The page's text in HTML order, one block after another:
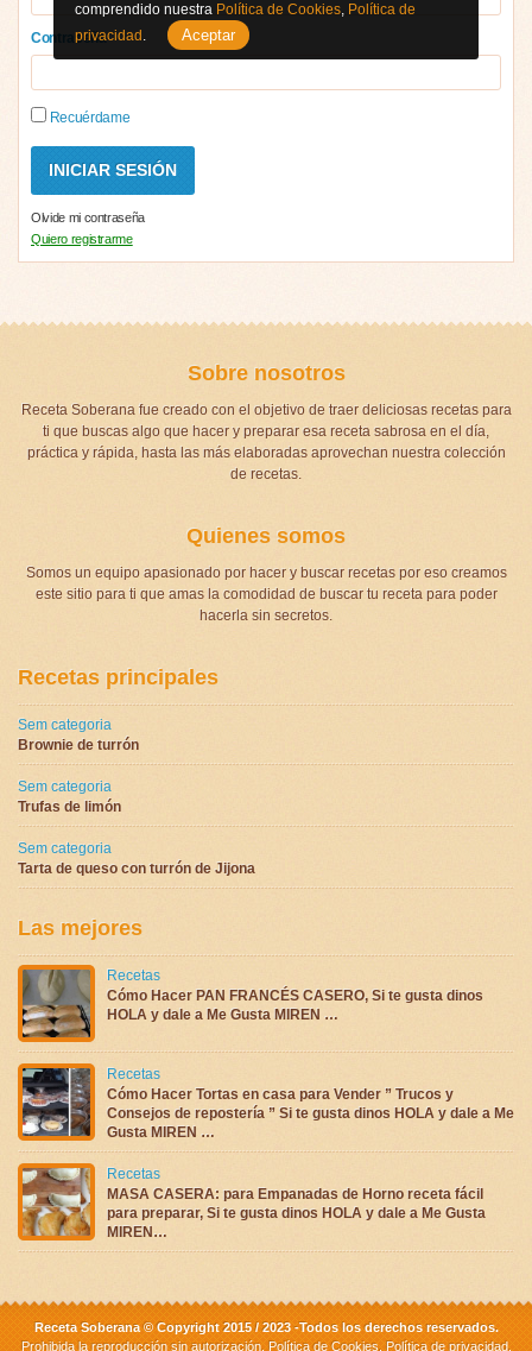
Contraseña
Recuérdame
Olvide mi contraseña
Quiero registrarme
Sobre nosotros
Receta Soberana fue creado con el objetivo de traer deliciosas recetas para
ti que buscas algo que hacer y preparar esa receta sabrosa en el día,
práctica y rápida, hasta las más elaboradas aprovechan nuestra colección
de recetas.
Quienes somos
Somos un equipo apasionado por hacer y buscar recetas por eso creamos
este sitio para ti que amas la comodidad de buscar tu receta para poder
hacerla sin secretos.
Recetas principales
Sem categoria
Brownie de turrón
Sem categoria
Trufas de limón
Sem categoria
Tarta de queso con turrón de Jijona
Las mejores
Recetas
Cómo Hacer PAN FRANCÉS CASERO, Si te gusta dinos
HOLA y dale a Me Gusta MIREN …
Recetas
Cómo Hacer Tortas en casa para Vender ” Trucos y
Consejos de repostería ” Si te gusta dinos HOLA y dale a Me
Gusta MIREN …
Recetas
MASA CASERA: para Empanadas de Horno receta fácil
para preparar, Si te gusta dinos HOLA y dale a Me Gusta
MIREN…
Receta Soberana © Copyright 2015 / 2023 -Todos los derechos reservados.
Prohibida la reproducción sin autorización. Política de Cookies, Política de privacidad.
comprendido nuestra Política de Cookies, Política de
privacidad . Aceptar